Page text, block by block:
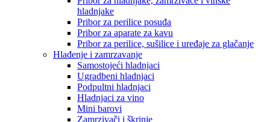
hladnjake
Pribor za perilice posuđa
Pribor za aparate za kavu
Pribor za perilice, sušilice i uređaje za glačanje
Hlađenje i zamrzavanje
Samostojeći hladnjaci
Ugradbeni hladnjaci
Podpultni hladnjaci
Hladnjaci za vino
Mini barovi
Zamrzivači i škrinje